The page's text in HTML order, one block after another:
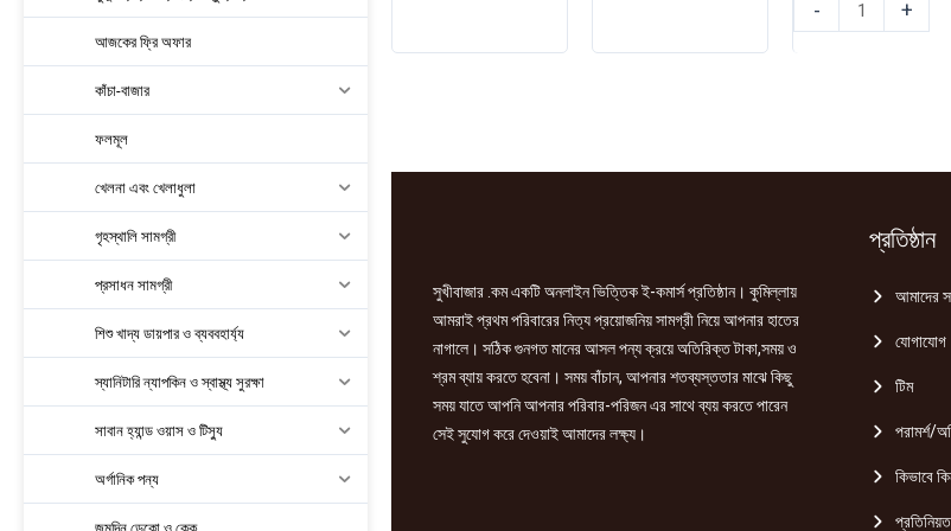
আজকের ফ্রি অফার
কাঁচা-বাজার
ফলমূল
খেলনা এবং খেলাধুলা
গৃহস্থালি সামগ্রী
প্রসাধন সামগ্রী
শিশু খাদ্য ডায়পার ও ব্যববহার্য্য
স্যানিটারি ন্যাপকিন ও স্বাস্থ্য সুরক্ষা
সাবান হ্যান্ড ওয়াস ও টিস্যু
অর্গানিক পন্য
জন্মদিন ডেকো ও কেক
24gm
মিট
-
ম্যাগি
৩৫
+
সুখীবাজার .কম একটি অনলাইন ভিত্তিক ই-কমার্স প্রতিষ্ঠান। কুমিল্লায়
আমরাই প্রথম পরিবারের নিত্য প্রয়োজনিয় সামগ্রী নিয়ে আপনার হাতের
নাগালে। সঠিক গুনগত মানের আসল পন্য ক্রয়ে অতিরিক্ত টাকা,সময় ও
শ্রম ব্যায় করতে হবেনা। সময় বাঁচান, আপনার শতব্যস্ততার মাঝে কিছু
সময় যাতে আপনি আপনার পরিবার-পরিজন এর সাথে ব্যয় করতে পারেন
সেই সুযোগ করে দেওয়াই আমাদের লক্ষ্য।
প্রতিষ্ঠান
আমাদের
যোগাযোগ
টিম
পরামর্শ/
কিভাবে